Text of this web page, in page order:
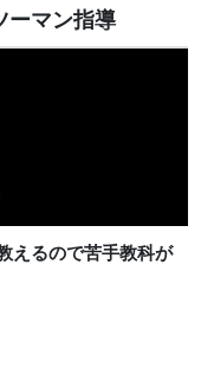
ーマン指導
えるので苦手教科が